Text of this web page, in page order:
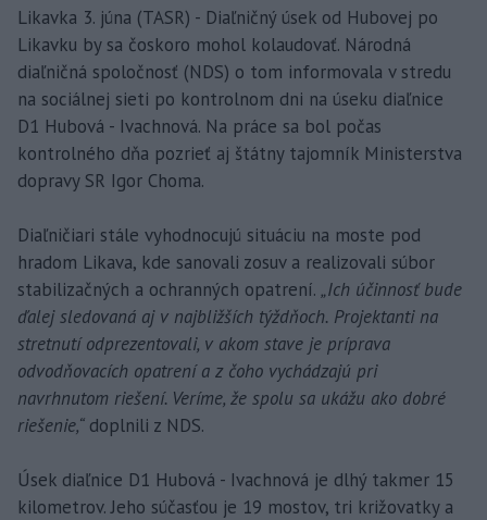
Likavka 3. júna (TASR) - Diaľničný úsek od Hubovej po
Likavku by sa čoskoro mohol kolaudovať. Národná
diaľničná spoločnosť (NDS) o tom informovala v stredu
na sociálnej sieti po kontrolnom dni na úseku diaľnice
D1 Hubová - Ivachnová. Na práce sa bol počas
kontrolného dňa pozrieť aj štátny tajomník Ministerstva
dopravy SR Igor Choma.
Diaľničiari stále vyhodnocujú situáciu na moste pod
hradom Likava, kde sanovali zosuv a realizovali súbor
stabilizačných a ochranných opatrení. „Ich účinnosť bude
ďalej sledovaná aj v najbližších týždňoch. Projektanti na
stretnutí odprezentovali, v akom stave je príprava
odvodňovacích opatrení a z čoho vychádzajú pri
navrhnutom riešení. Veríme, že spolu sa ukážu ako dobré
riešenie,“ doplnili z NDS.
Úsek diaľnice D1 Hubová - Ivachnová je dlhý takmer 15
kilometrov. Jeho súčasťou je 19 mostov, tri križovatky a